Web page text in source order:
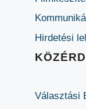
Hirdetési
Választási